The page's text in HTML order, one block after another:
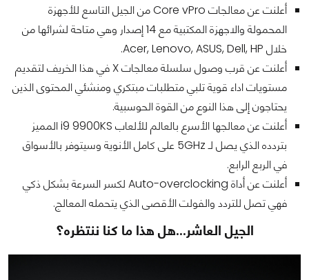
أعلنت عن معالجات Core vPro من الجيل التاسع للأجهزة
المحمولة والاجهزة المكتبية مع 14 إصدار وهي متاحة لشرائها من
خلال Acer, Lenovo, ASUS, Dell, HP.
أعلنت عن قرب وصول سلسلة معالجات X في هذا الخريف لتقديم
مستويات اداء قوية تلبي متطلبات مبتكري ومنشئي المحتوى الذين
يحتاجون إلى هذا النوع من القوة الحوسبية.
أعلنت عن معالجها الأسرع بالعالم للألعاب i9 9900KS المميز
بتردده الذي يصل لـ 5GHz على كامل الأنوية وسيتوفر بالأسواق
في الربع الرابع.
أعلنت عن أداة Auto-overclocking لكسر السرعة بشكل ذكي
فهي تصل للتردد والفولت الأقصى الذي يتحمله المعالج.
الجيل العاشر...هل هذا ما كنا ننتظره؟